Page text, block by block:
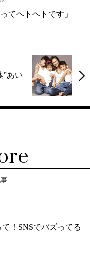
てヘトヘトです」
”あい
て！SNSでバズってる